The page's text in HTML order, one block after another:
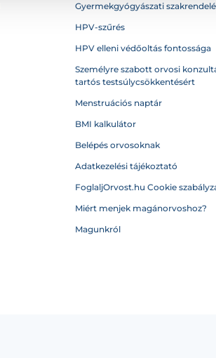
Gyermekgyógyászati
HPV-szűrés
HPV elleni védőoltás fontossága
Személyre szabott orvosi
tartós testsúlycsökkentésért
Menstruációs naptár
BMI kalkulátor
Belépés orvosoknak
Adatkezelési tájékoztató
FoglaljOrvost.hu Cookie
Miért menjek magánorvoshoz?
Magunkról